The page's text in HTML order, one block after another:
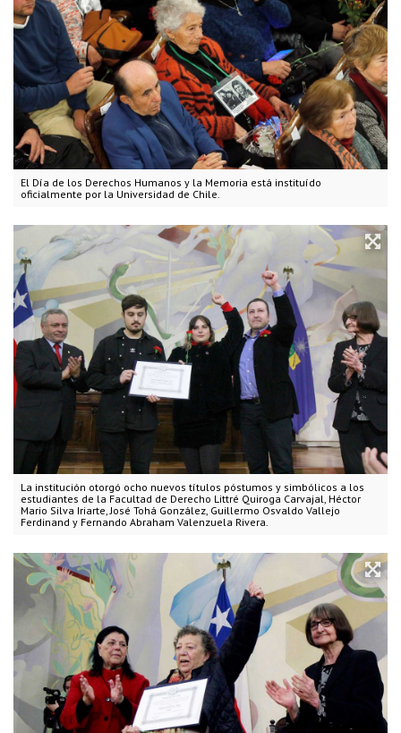
El Día de los Derechos Humanos y la Memoria está instituído
oficialmente por la Universidad de Chile.
La institución otorgó ocho nuevos títulos póstumos y simbólicos a los
estudiantes de la Facultad de Derecho Littré Quiroga Carvajal, Héctor
Mario Silva Iriarte, José Tohá González, Guillermo Osvaldo Vallejo
Ferdinand y Fernando Abraham Valenzuela Rivera.